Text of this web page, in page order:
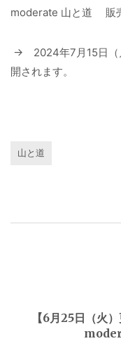
moderate 山と道 販
→ 2024年7月15日（
開されます。
山と道
【6月25日（火